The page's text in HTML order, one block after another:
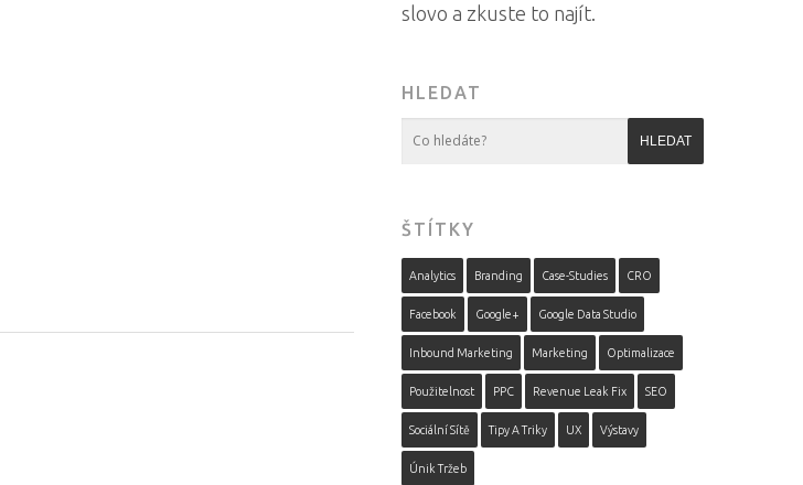
slovo a zkuste to najít.
HLEDAT
ŠTÍTKY
Analytics Branding Case-Studies CRO
Facebook Google+ Google Data Studio
Inbound Marketing Marketing Optimalizace
Použitelnost PPC Revenue Leak Fix SEO
Sociální Sítě Tipy A Triky UX Výstavy
Únik Tržeb